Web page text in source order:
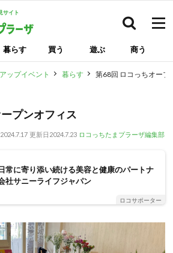
サイト
暮らす 買う 遊ぶ 商う
ップイベント 暮らす 第68回 ロコっちオープ
プンオフィス
2024.7.17 更新日 2024.7.23 ロコっちたまプラーザ編集部
常に寄り添い続ける美容と健康のパートナ
サニーライフジャパン
ロコサポーター